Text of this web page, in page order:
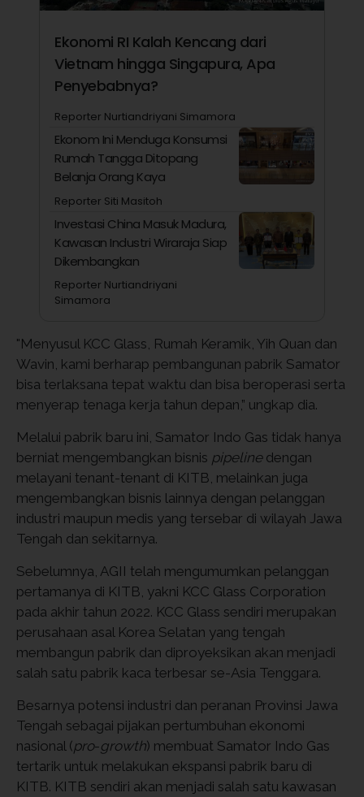
Ekonomi RI Kalah Kencang dari
Vietnam hingga Singapura, Apa
Penyebabnya?
Reporter Nurtiandriyani Simamora
Ekonom Ini Menduga Konsumsi
Rumah Tangga Ditopang
Belanja Orang Kaya
Reporter Siti Masitoh
Investasi China Masuk Madura,
Kawasan Industri Wiraraja Siap
Dikembangkan
Reporter Nurtiandriyani
Simamora
"Menyusul KCC Glass, Rumah Keramik, Yih Quan dan
Wavin, kami berharap pembangunan pabrik Samator
bisa terlaksana tepat waktu dan bisa beroperasi serta
menyerap tenaga kerja tahun depan,” ungkap dia.
Melalui pabrik baru ini, Samator Indo Gas tidak hanya
berniat mengembangkan bisnis pipeline dengan
melayani tenant-tenant di KITB, melainkan juga
mengembangkan bisnis lainnya dengan pelanggan
industri maupun medis yang tersebar di wilayah Jawa
Tengah dan sekitarnya.
Sebelumnya, AGII telah mengumumkan pelanggan
pertamanya di KITB, yakni KCC Glass Corporation
pada akhir tahun 2022. KCC Glass sendiri merupakan
perusahaan asal Korea Selatan yang tengah
membangun pabrik dan diproyeksikan akan menjadi
salah satu pabrik kaca terbesar se-Asia Tenggara.
Besarnya potensi industri dan peranan Provinsi Jawa
Tengah sebagai pijakan pertumbuhan ekonomi
nasional (pro-growth) membuat Samator Indo Gas
tertarik untuk melakukan ekspansi pabrik baru di
KITB. KITB sendiri akan menjadi salah satu kawasan